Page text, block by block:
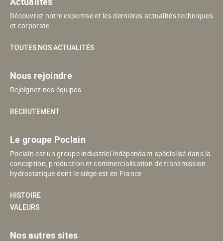
Découvrez notre expertise et les dernières actualités techniques
et corporate
TOUTES NOS ACTUALITÉS
Nous rejoindre
Rejoignez nos équipes
RECRUTEMENT
Le groupe Poclain
Poclain est un groupe industriel indépendant spécialisé dans la
conception, production et commercialisation de transmission
hydrostatique dont le siège est en France
HISTOIRE
VALEURS
Nos autres sites